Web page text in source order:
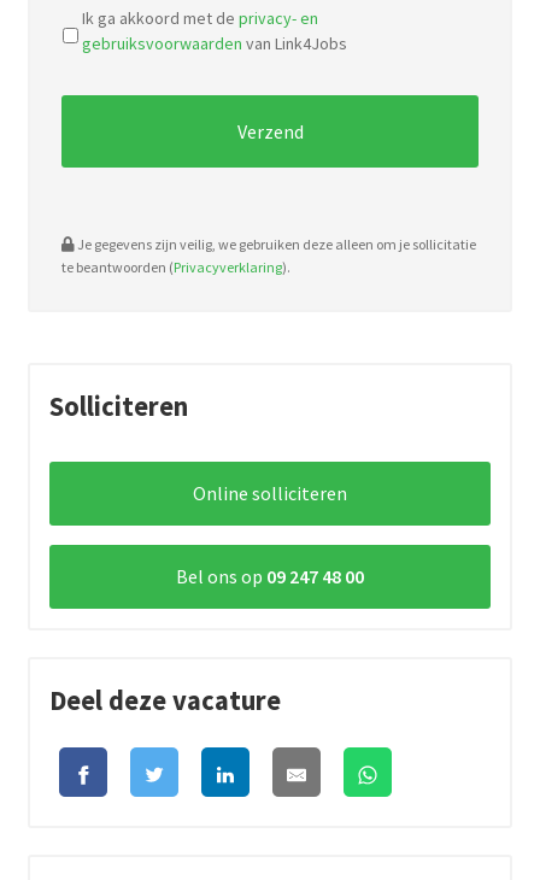
types:
pdf,
doc.
Ik ga akkoord met de privacy- en
gebruiksvoorwaarden van Link4Jobs
Je gegevens zijn veilig, we gebruiken deze alleen om je sollicitatie
te beantwoorden (Privacyverklaring).
Solliciteren
Online solliciteren
Bel ons op 09 247 48 00
Deel deze vacature